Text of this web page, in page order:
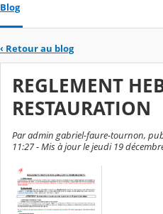
Blog
‹ Retour au blog
REGLEMENT
RESTAURATION
Par admin gabriel-faure-tournon,
11:27 - Mis à jour le jeudi 19